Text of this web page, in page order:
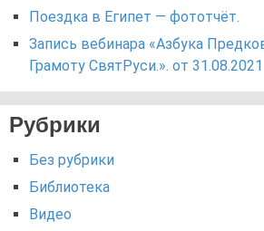
Поездка в Египет — фототчёт.
Запись вебинара «Азбука
Грамоту СвятРуси.». от 31.08.2021
Рубрики
Без рубрики
Библиотека
Видео